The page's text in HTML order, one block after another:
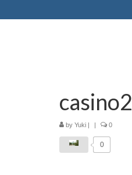
casino2
by Yuki | | 0
0